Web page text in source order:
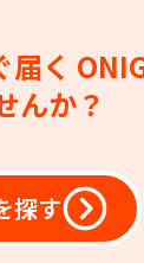
届く
んか？
探す